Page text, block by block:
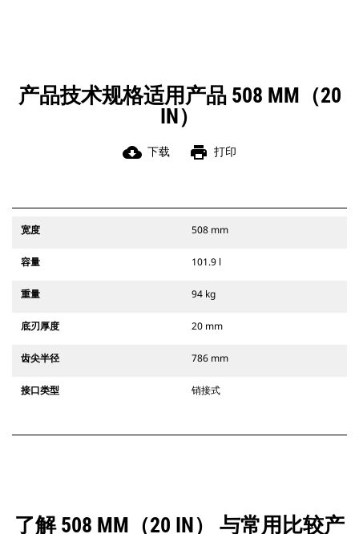
产品技术规格适用产品 508 MM（20
IN）
cloud_download 下载 print 打印
宽度 508 mm
容量 101.9 l
重量 94 kg
底刃厚度 20 mm
齿尖半径 786 mm
接口类型 销接式
了解 508 MM（20 IN） 与常用比较产